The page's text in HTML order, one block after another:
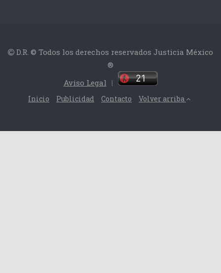
D.R. © Todos los derechos reservados Justicia México
®
Aviso Legal |
Inicio Publicidad Contacto Volver arriba